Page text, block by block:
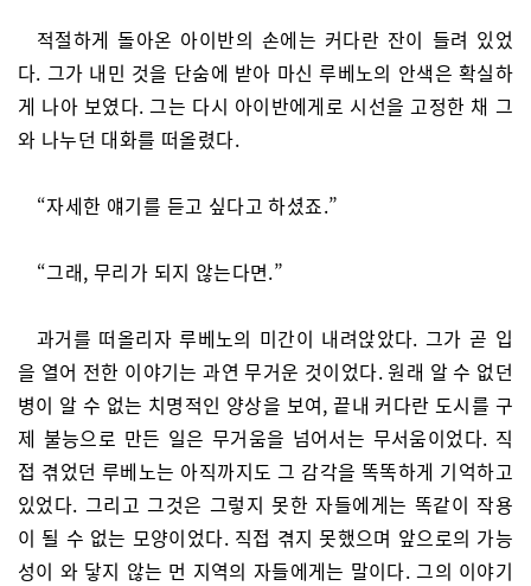
적절하게 돌아온 아이반의 손에는 커다란 잔이 들려 있었
다. 그가 내민 것을 단숨에 받아 마신 루베노의 안색은 확실하
게 나아 보였다. 그는 다시 아이반에게로 시선을 고정한 채 그
와 나누던 대화를 떠올렸다.
“자세한 얘기를 듣고 싶다고 하셨죠.”
“그래, 무리가 되지 않는다면.”
과거를 떠올리자 루베노의 미간이 내려앉았다. 그가 곧 입
을 열어 전한 이야기는 과연 무거운 것이었다. 원래 알 수 없던
병이 알 수 없는 치명적인 양상을 보여, 끝내 커다란 도시를 구
제 불능으로 만든 일은 무거움을 넘어서는 무서움이었다. 직
접 겪었던 루베노는 아직까지도 그 감각을 똑똑하게 기억하고
있었다. 그리고 그것은 그렇지 못한 자들에게는 똑같이 작용
이 될 수 없는 모양이었다. 직접 겪지 못했으며 앞으로의 가능
성이 와 닿지 않는 먼 지역의 자들에게는 말이다. 그의 이야기